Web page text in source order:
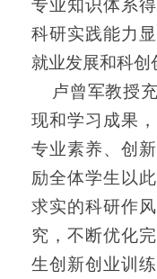
专业知识体系
科研实践能力
就业发展和科创
卢曾军教授充
现和学习成果
专业素养、创
励全体学生以
求实的科研作
究，不断优化
生创新创业训